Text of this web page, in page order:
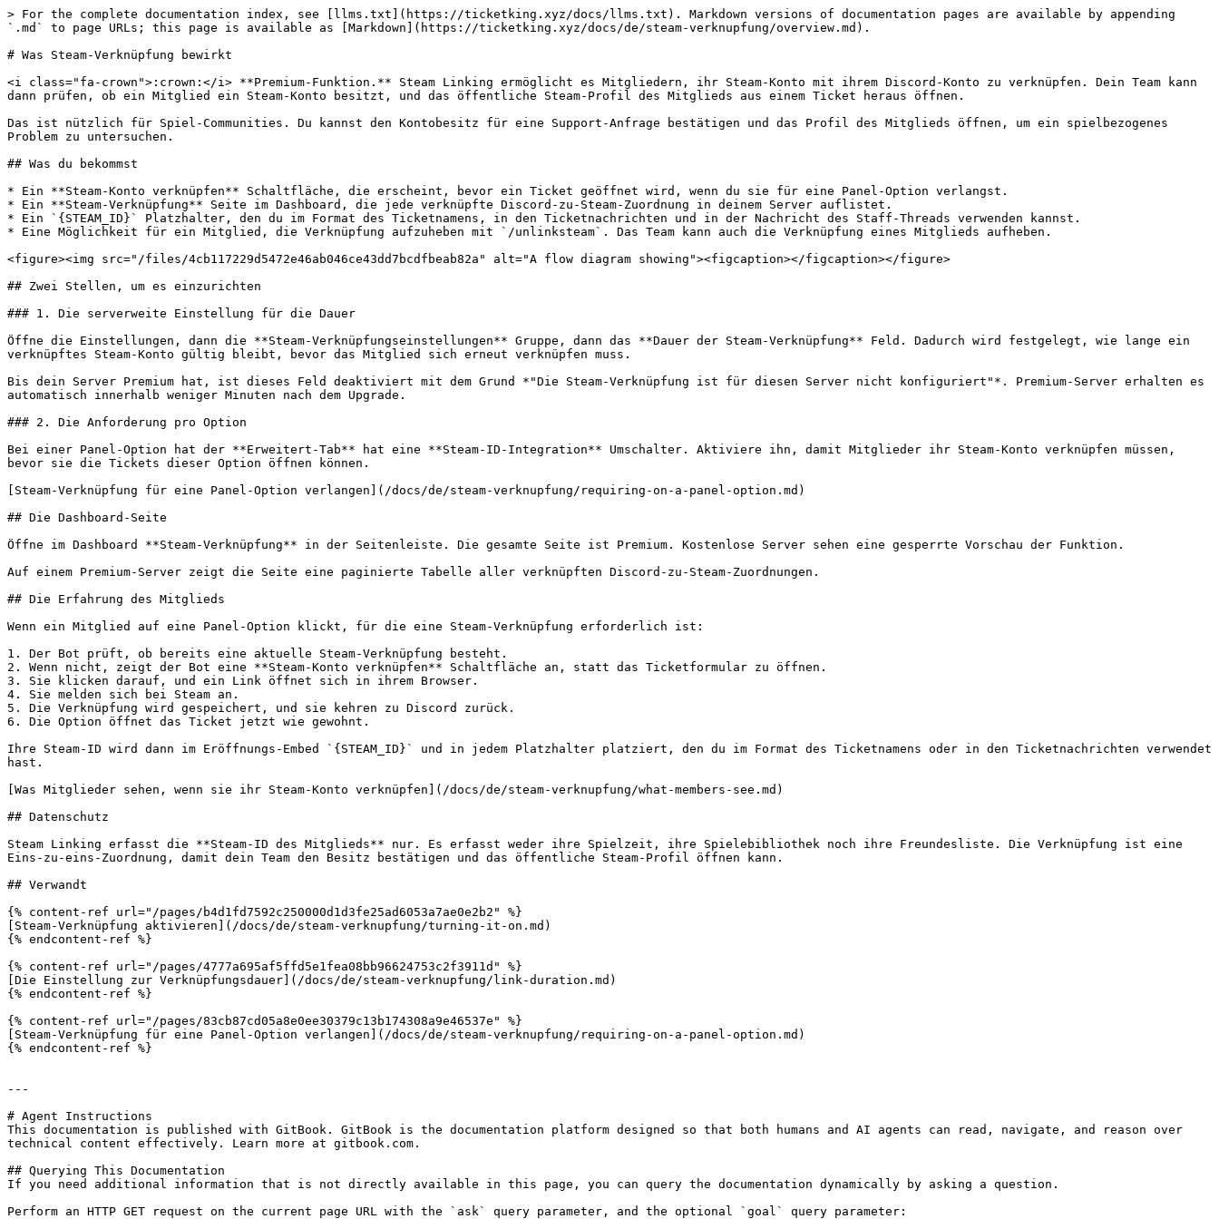
> For the complete documentation index, see [llms.txt](https://ticketking.xyz/docs/llms.txt). Markdown versions of documentation pages are available by appending
`.md` to page URLs; this page is available as [Markdown](https://ticketking.xyz/docs/de/steam-verknupfung/overview.md).
# Was Steam-Verknüpfung bewirkt
<i class="fa-crown">:crown:</i> **Premium-Funktion.** Steam Linking ermöglicht es Mitgliedern, ihr Steam-Konto mit ihrem Discord-Konto zu verknüpfen. Dein Team kann
dann prüfen, ob ein Mitglied ein Steam-Konto besitzt, und das öffentliche Steam-Profil des Mitglieds aus einem Ticket heraus öffnen.
Das ist nützlich für Spiel-Communities. Du kannst den Kontobesitz für eine Support-Anfrage bestätigen und das Profil des Mitglieds öffnen, um ein spielbezogenes
Problem zu untersuchen.
## Was du bekommst
* Ein **Steam-Konto verknüpfen** Schaltfläche, die erscheint, bevor ein Ticket geöffnet wird, wenn du sie für eine Panel-Option verlangst.
* Ein **Steam-Verknüpfung** Seite im Dashboard, die jede verknüpfte Discord-zu-Steam-Zuordnung in deinem Server auflistet.
* Ein `{STEAM_ID}` Platzhalter, den du im Format des Ticketnamens, in den Ticketnachrichten und in der Nachricht des Staff-Threads verwenden kannst.
* Eine Möglichkeit für ein Mitglied, die Verknüpfung aufzuheben mit `/unlinksteam`. Das Team kann auch die Verknüpfung eines Mitglieds aufheben.
<figure><img src="/files/4cb117229d5472e46ab046ce43dd7bcdfbeab82a" alt="A flow diagram showing"><figcaption></figcaption></figure>
## Zwei Stellen, um es einzurichten
### 1. Die serverweite Einstellung für die Dauer
Öffne die Einstellungen, dann die **Steam-Verknüpfungseinstellungen** Gruppe, dann das **Dauer der Steam-Verknüpfung** Feld. Dadurch wird festgelegt, wie lange ein
verknüpftes Steam-Konto gültig bleibt, bevor das Mitglied sich erneut verknüpfen muss.
Bis dein Server Premium hat, ist dieses Feld deaktiviert mit dem Grund *"Die Steam-Verknüpfung ist für diesen Server nicht konfiguriert"*. Premium-Server erhalten es
automatisch innerhalb weniger Minuten nach dem Upgrade.
### 2. Die Anforderung pro Option
Bei einer Panel-Option hat der **Erweitert-Tab** hat eine **Steam-ID-Integration** Umschalter. Aktiviere ihn, damit Mitglieder ihr Steam-Konto verknüpfen müssen,
bevor sie die Tickets dieser Option öffnen können.
[Steam-Verknüpfung für eine Panel-Option verlangen](/docs/de/steam-verknupfung/requiring-on-a-panel-option.md)
## Die Dashboard-Seite
Öffne im Dashboard **Steam-Verknüpfung** in der Seitenleiste. Die gesamte Seite ist Premium. Kostenlose Server sehen eine gesperrte Vorschau der Funktion.
Auf einem Premium-Server zeigt die Seite eine paginierte Tabelle aller verknüpften Discord-zu-Steam-Zuordnungen.
## Die Erfahrung des Mitglieds
Wenn ein Mitglied auf eine Panel-Option klickt, für die eine Steam-Verknüpfung erforderlich ist:
1. Der Bot prüft, ob bereits eine aktuelle Steam-Verknüpfung besteht.
2. Wenn nicht, zeigt der Bot eine **Steam-Konto verknüpfen** Schaltfläche an, statt das Ticketformular zu öffnen.
3. Sie klicken darauf, und ein Link öffnet sich in ihrem Browser.
4. Sie melden sich bei Steam an.
5. Die Verknüpfung wird gespeichert, und sie kehren zu Discord zurück.
6. Die Option öffnet das Ticket jetzt wie gewohnt.
Ihre Steam-ID wird dann im Eröffnungs-Embed `{STEAM_ID}` und in jedem Platzhalter platziert, den du im Format des Ticketnamens oder in den Ticketnachrichten verwendet
hast.
[Was Mitglieder sehen, wenn sie ihr Steam-Konto verknüpfen](/docs/de/steam-verknupfung/what-members-see.md)
## Datenschutz
Steam Linking erfasst die **Steam-ID des Mitglieds** nur. Es erfasst weder ihre Spielzeit, ihre Spielebibliothek noch ihre Freundesliste. Die Verknüpfung ist eine
Eins-zu-eins-Zuordnung, damit dein Team den Besitz bestätigen und das öffentliche Steam-Profil öffnen kann.
## Verwandt
{% content-ref url="/pages/b4d1fd7592c250000d1d3fe25ad6053a7ae0e2b2" %}
[Steam-Verknüpfung aktivieren](/docs/de/steam-verknupfung/turning-it-on.md)
{% endcontent-ref %}
{% content-ref url="/pages/4777a695af5ffd5e1fea08bb96624753c2f3911d" %}
[Die Einstellung zur Verknüpfungsdauer](/docs/de/steam-verknupfung/link-duration.md)
{% endcontent-ref %}
{% content-ref url="/pages/83cb87cd05a8e0ee30379c13b174308a9e46537e" %}
[Steam-Verknüpfung für eine Panel-Option verlangen](/docs/de/steam-verknupfung/requiring-on-a-panel-option.md)
{% endcontent-ref %}
---
# Agent Instructions
This documentation is published with GitBook. GitBook is the documentation platform designed so that both humans and AI agents can read, navigate, and reason over
technical content effectively. Learn more at gitbook.com.
## Querying This Documentation
If you need additional information that is not directly available in this page, you can query the documentation dynamically by asking a question.
Perform an HTTP GET request on the current page URL with the `ask` query parameter, and the optional `goal` query parameter: